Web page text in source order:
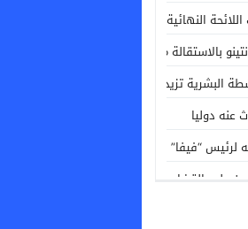
النهائية المشاركة في ألعاب البحر
بالاستقالة من رئاسة الفيفا
البشرية تزيد خطر حرائق الغابات
دوليا
“فيفا” جياني إنفانتينو